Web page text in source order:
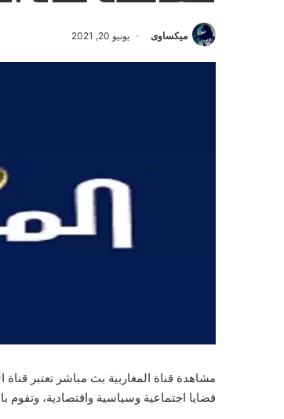
ميكساوى يونيو 20, 2021
مشاهدة قناة المغاربية بث مباشر تعتبر
قضايا اجتماعية وسياسية واقتصادية، وتقوم